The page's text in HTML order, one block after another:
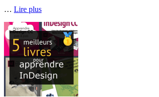
… Lire plus